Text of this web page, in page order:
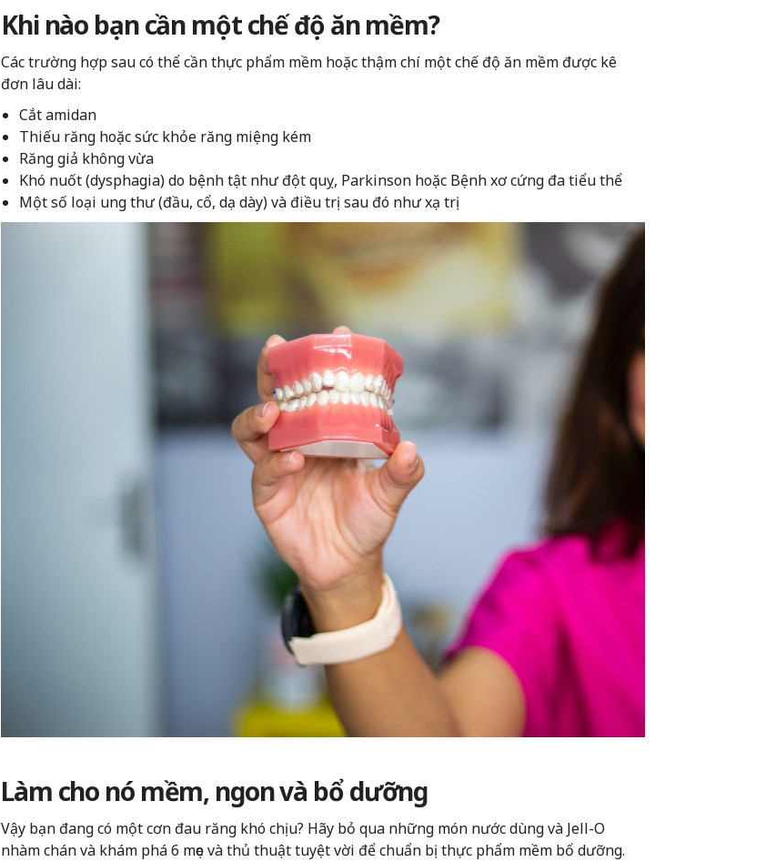
Khi nào bạn cần một chế độ ăn mềm?
Các trường hợp sau có thể cần thực phẩm mềm hoặc thậm chí một chế độ ăn mềm được kê
đơn lâu dài:
Cắt amidan
Thiếu răng hoặc sức khỏe răng miệng kém
Răng giả không vừa
Khó nuốt (dysphagia) do bệnh tật như đột quỵ, Parkinson hoặc Bệnh xơ cứng đa tiểu thể
Một số loại ung thư (đầu, cổ, dạ dày) và điều trị sau đó như xạ trị
Làm cho nó mềm, ngon và bổ dưỡng
Vậy bạn đang có một cơn đau răng khó chịu? Hãy bỏ qua những món nước dùng và Jell-O
nhàm chán và khám phá 6 mẹo và thủ thuật tuyệt vời để chuẩn bị thực phẩm mềm bổ dưỡng.